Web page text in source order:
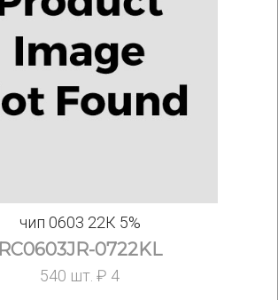
чип 0603 22К 5%
RC0603JR-0722KL
540 шт. ₽ 4